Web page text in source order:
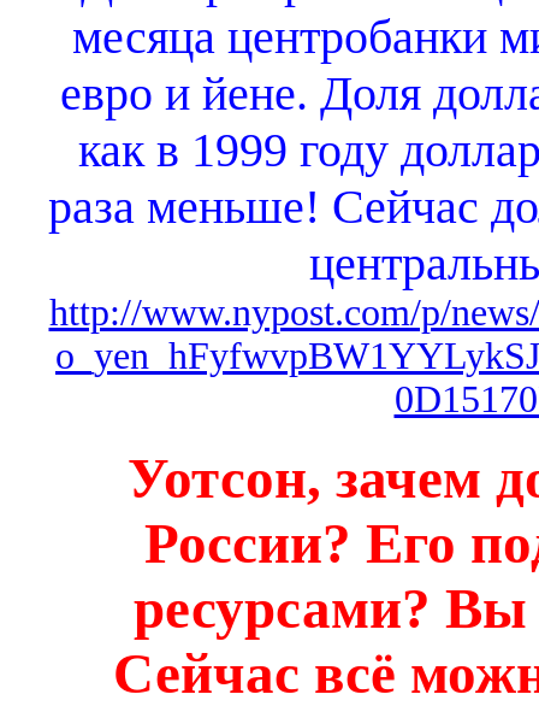
месяца центробанки
евро и йене. Доля
как в 1999 году
раза меньше! Сейчас
http://www.nypost.com/p/
Уотсон, зачем
России? Его
ресурсами?
Сейчас всё